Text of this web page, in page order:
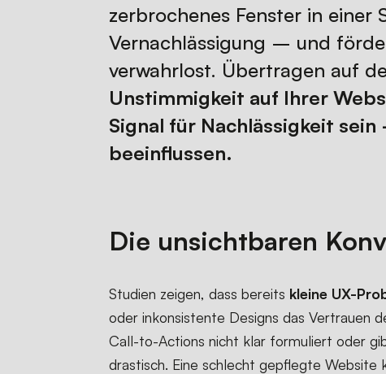
zerbrochenes Fenster in
Vernachlässigung – und
verwahrlost. Übertragen auf
Unstimmigkeit auf Ihrer
Signal für Nachlässigkeit
beeinflussen.
Die unsichtbaren
Studien zeigen, dass bereits kleine UX-
oder inkonsistente Designs das Vertrauen
Call-to-Actions nicht klar formuliert oder
drastisch. Eine schlecht gepflegte Website